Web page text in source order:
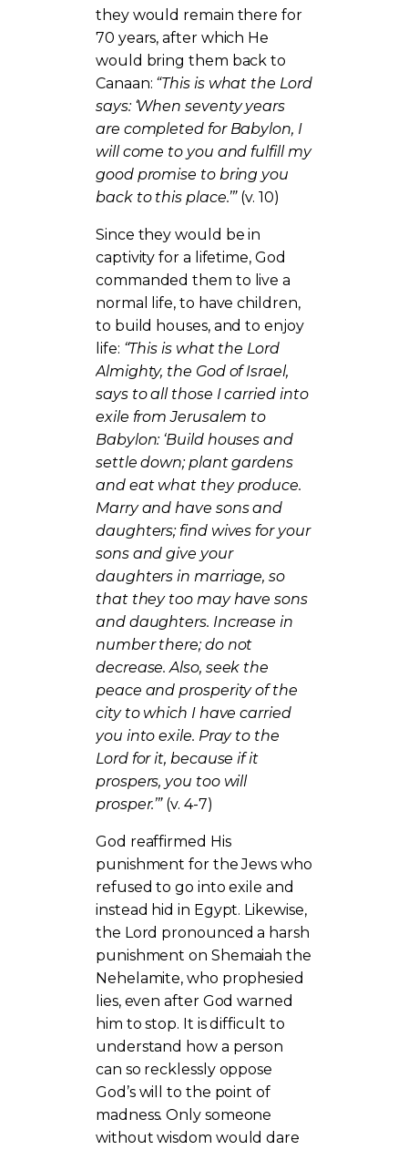
they would remain there for
70 years, after which He
would bring them back to
Canaan: “This is what the Lord
says: ‘When seventy years
are completed for Babylon, I
will come to you and fulfill my
good promise to bring you
back to this place.’”(v. 10)
Since they would be in
captivity for a lifetime, God
commanded them to live a
normal life, to have children,
to build houses, and to enjoy
life: “This is what the Lord
Almighty, the God of Israel,
says to all those I carried into
exile from Jerusalem to
Babylon: ‘Build houses and
settle down; plant gardens
and eat what they produce.
Marry and have sons and
daughters; find wives for your
sons and give your
daughters in marriage, so
that they too may have sons
and daughters. Increase in
number there; do not
decrease. Also, seek the
peace and prosperity of the
city to which I have carried
you into exile. Pray to the
Lord for it, because if it
prospers, you too will
prosper.’”(v. 4-7)
God reaffirmed His
punishment for the Jews who
refused to go into exile and
instead hid in Egypt. Likewise,
the Lord pronounced a harsh
punishment on Shemaiah the
Nehelamite, who prophesied
lies, even after God warned
him to stop. It is difficult to
understand how a person
can so recklessly oppose
God’s will to the point of
madness. Only someone
without wisdom would dare